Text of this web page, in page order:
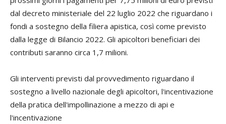
dal decreto ministeriale del 22 luglio 2022 che riguardano i
fondi a sostegno della filiera apistica, così come previsto
dalla legge di Bilancio 2022. Gli apicoltori beneficiari dei
contributi saranno circa 1,7 milioni.
Gli interventi previsti dal provvedimento riguardano il
sostegno a livello nazionale degli apicoltori, l'incentivazione
della pratica dell'impollinazione a mezzo di api e
l'incentivazione